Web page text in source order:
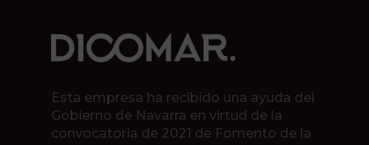
Esta empresa ha recibido una ayuda del
Gobierno de Navarra en virtud de la
convocatoria de 2021 de Fomento de la